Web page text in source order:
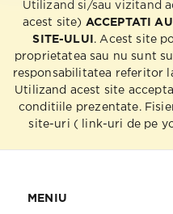
Utilizand si/sau vizitand
acest site) ACCEPTATI
SITE-ULUI . Acest site
proprietatea sau nu sunt
responsabilitatea referitor
Utilizand acest site
conditiile prezentate.
site-uri ( link-uri de pe
MENIU